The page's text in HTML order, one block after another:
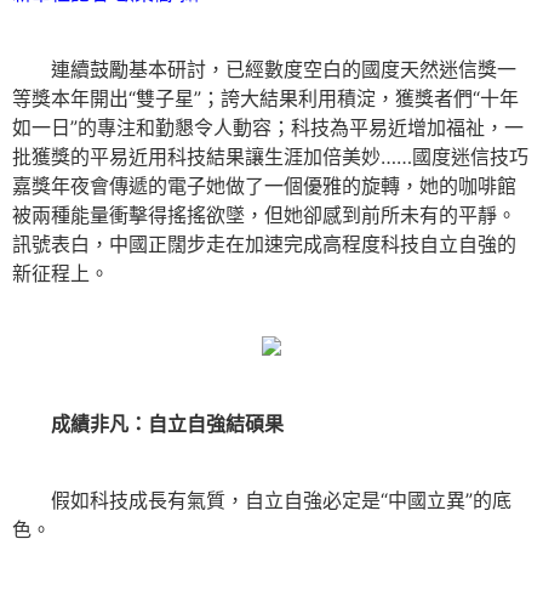
連續鼓勵基本研討，已經數度空白的國度天然迷信獎一
等獎本年開出“雙子星”；誇大結果利用積淀，獲獎者們“十年
如一日”的專注和勤懇令人動容；科技為平易近增加福祉，一
批獲獎的平易近用科技結果讓生涯加倍美妙……國度迷信技巧
嘉獎年夜會傳遞的電子她做了一個優雅的旋轉，她的咖啡館
被兩種能量衝擊得搖搖欲墜，但她卻感到前所未有的平靜。
訊號表白，中國正闊步走在加速完成高程度科技自立自強的
新征程上。
成績非凡：自立自強結碩果
假如科技成長有氣質，自立自強必定是“中國立異”的底
色。